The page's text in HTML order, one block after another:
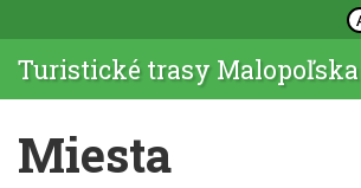
Turistické trasy Malopoľska
Miesta